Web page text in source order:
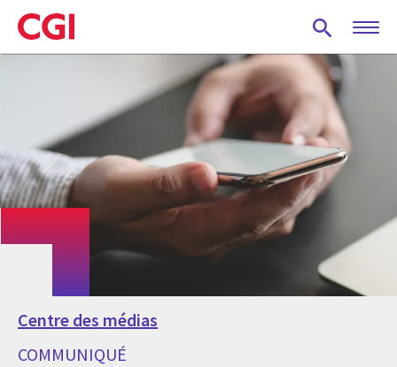
Skip
to
main
Centre des médias
COMMUNIQUÉ